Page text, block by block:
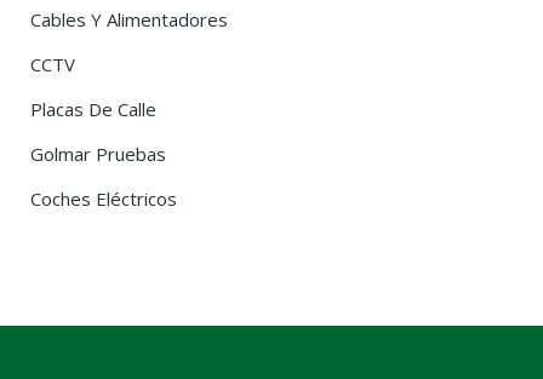
Cables Y Alimentadores
CCTV
Placas De Calle
Golmar Pruebas
Coches Eléctricos